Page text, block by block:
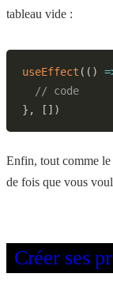
tableau vide :
useEffect ( ( )
// code
} , [ ] )
Enfin, tout comme
de fois que vous
Créer ses